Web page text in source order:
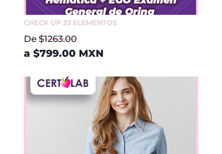
CHECK UP 33 ELEMENTOS
De$1263.00
a $799.00 MXN